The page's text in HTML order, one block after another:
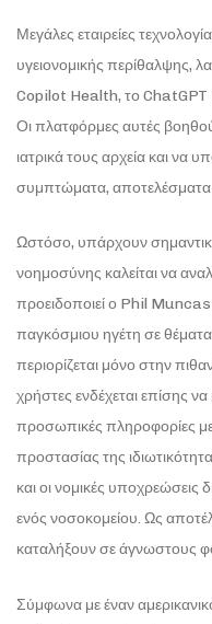
Μεγάλες εταιρείες
υγειονομικής περίθαλψης,
Copilot Health, το ChatGPT
Οι πλατφόρμες αυτές
ιατρικά τους αρχεία και να
συμπτώματα, αποτελέσματα
Ωστόσο, υπάρχουν
νοημοσύνης καλείται να
προειδοποιεί ο Phil
παγκόσμιου ηγέτη σε
περιορίζεται μόνο στην
χρήστες ενδέχεται επίσης
προσωπικές πληροφορίες
προστασίας της
και οι νομικές υποχρεώσεις
ενός νοσοκομείου. Ως
καταλήξουν σε άγνωστους
Σύμφωνα με έναν